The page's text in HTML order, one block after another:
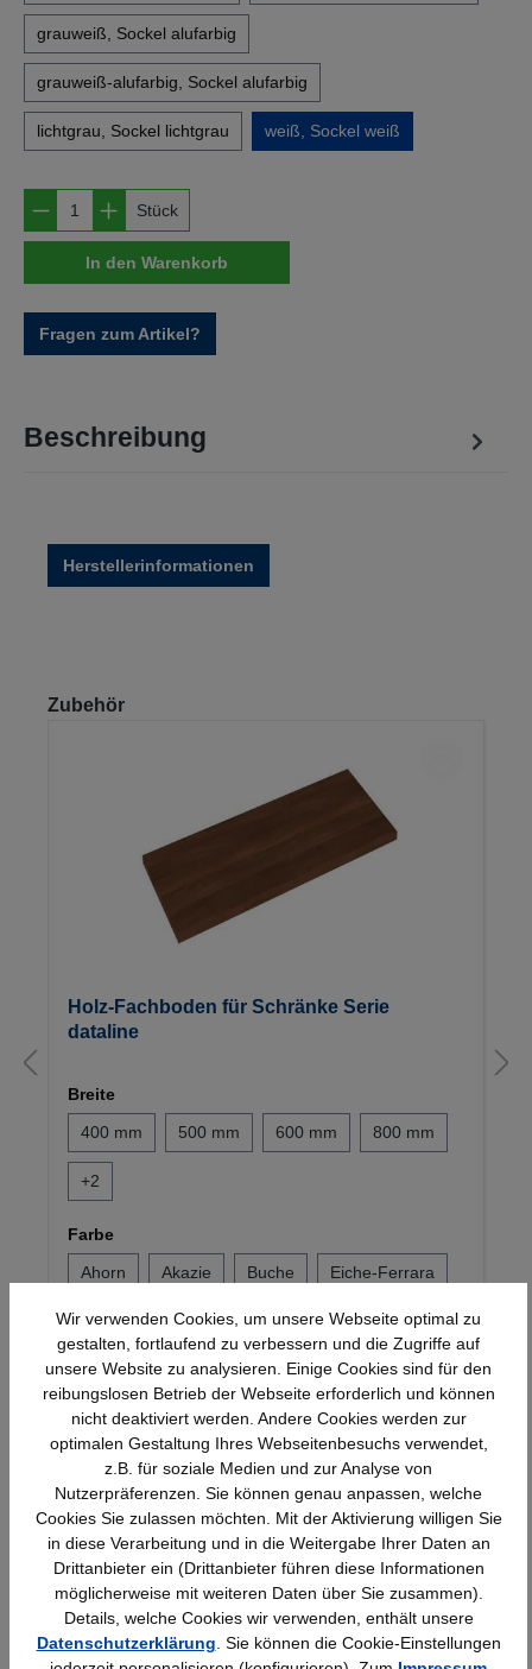
grauweiß, Sockel alufarbig
grauweiß-alufarbig, Sockel alufarbig
lichtgrau, Sockel lichtgrau weiß, Sockel weiß
Produkt Anzahl: Gib den gewünschten
Stück
In den Warenkorb
Fragen zum Artikel?
Beschreibung
Herstellerinformationen
Produktgalerie überspringen
Zubehör
Holz-Fachboden für Schränke Serie
dataline
Breite
400 mm
500 mm 600 mm 800 mm
+2
Farbe
Ahorn
Akazie Buche Eiche-Ferrara
+6
20,47 €*
Produktgalerie überspringen
Ähnliche Artikel
Wir verwenden Cookies, um unsere Webseite optimal zu
gestalten, fortlaufend zu verbessern und die Zugriffe auf
unsere Website zu analysieren. Einige Cookies sind für den
reibungslosen Betrieb der Webseite erforderlich und können
nicht deaktiviert werden. Andere Cookies werden zur
optimalen Gestaltung Ihres Webseitenbesuchs verwendet,
z.B. für soziale Medien und zur Analyse von
Nutzerpräferenzen. Sie können genau anpassen, welche
Cookies Sie zulassen möchten. Mit der Aktivierung willigen Sie
in diese Verarbeitung und in die Weitergabe Ihrer Daten an
Drittanbieter ein (Drittanbieter führen diese Informationen
möglicherweise mit weiteren Daten über Sie zusammen).
Details, welche Cookies wir verwenden, enthält unsere
Datenschutzerklärung . Sie können die Cookie-Einstellungen